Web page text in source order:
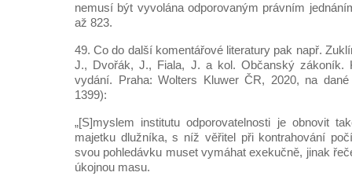
nemusí být vyvolána odporovaným právním
až 823.
49. Co do další komentářové literatury pak např.
J., Dvořák, J., Fiala, J. a kol. Občanský zákoník.
vydání. Praha: Wolters Kluwer ČR, 2020, na
1399):
„[S]myslem institutu odporovatelnosti je obnovit
majetku dlužníka, s níž věřitel při kontrahování
svou pohledávku muset vymáhat exekučně, jinak
úkojnou masu.